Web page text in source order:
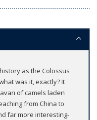
as the Colossus
was it, exactly? It
of camels laden
from China to
far more interesting-